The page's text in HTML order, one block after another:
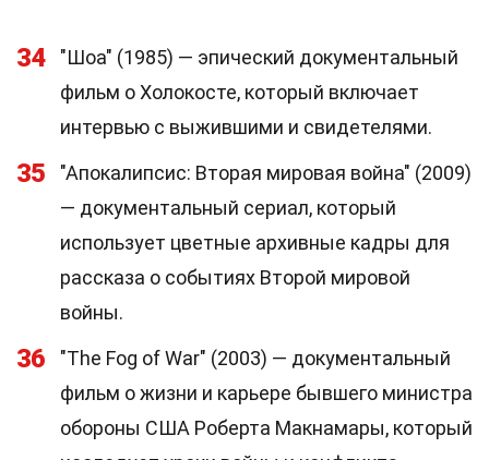
34
"Шоа" (1985) — эпический документальный
фильм о Холокосте, который включает
интервью с выжившими и свидетелями.
35
"Апокалипсис: Вторая мировая война" (2009)
— документальный сериал, который
использует цветные архивные кадры для
рассказа о событиях Второй мировой
войны.
36
"The Fog of War" (2003) — документальный
фильм о жизни и карьере бывшего министра
обороны США Роберта Макнамары, который